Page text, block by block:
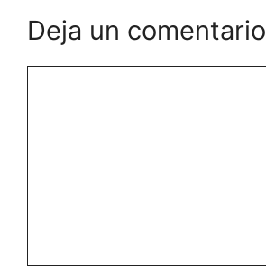
Deja un comentario